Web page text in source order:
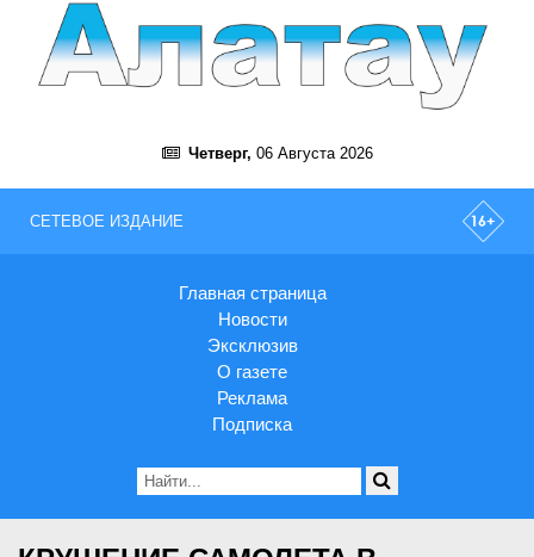
Четверг, 06 Августа 2026
СЕТЕВОЕ ИЗДАНИЕ
Главная страница
Новости
Эксклюзив
О газете
Реклама
Подписка